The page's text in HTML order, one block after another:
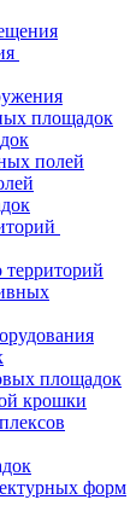
площадок
полей
территорий
площадок
крошки
форм